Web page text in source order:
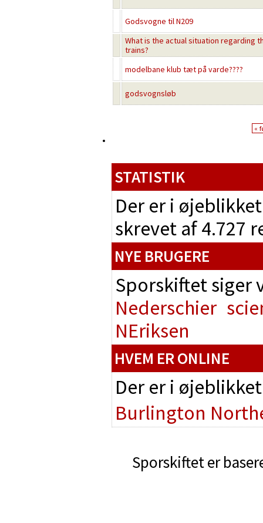
Godsvogne til N209
What is the actual situation regarding
trains?
modelbane klub tæt på varde????
godsvognsløb
«
STATISTIK
Der er i
skrevet af 4.727
NYE BRUGERE
Sporskiftet
Nederschier
NEriksen
HVEM ER ONLINE
Der er i
Burlington
Sporskiftet er